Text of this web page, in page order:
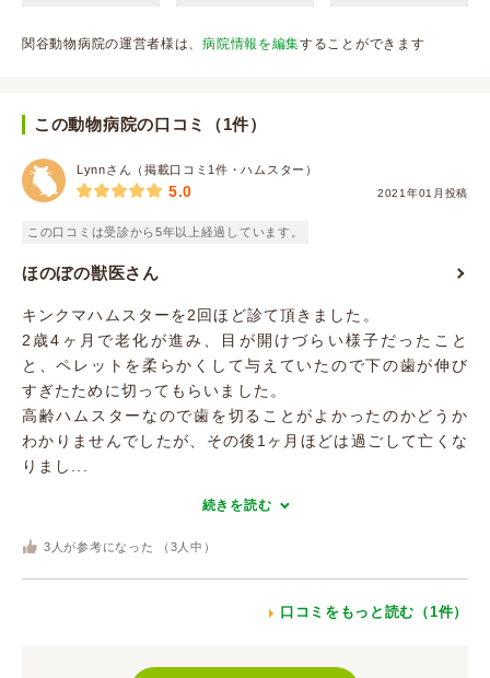
関谷動物病院の運営者様は、病院情報を編集することができます
この動物病院の口コミ（1件）
Lynnさん（掲載口コミ1件・ハムスター）
2021年01月投稿
5.0
この口コミは受診から5年以上経過しています。
ほのぼの獣医さん
キンクマハムスターを2回ほど診て頂きました。
2歳4ヶ月で老化が進み、目が開けづらい様子だったこと
と、ペレットを柔らかくして与えていたので下の歯が伸び
すぎたために切ってもらいました。
高齢ハムスターなので歯を切ることがよかったのかどうか
わかりませんでしたが、その後1ヶ月ほどは過ごして亡くな
りまし...
続きを読む
3 人が参考になった （ 3 人中）
口コミをもっと読む（1件）